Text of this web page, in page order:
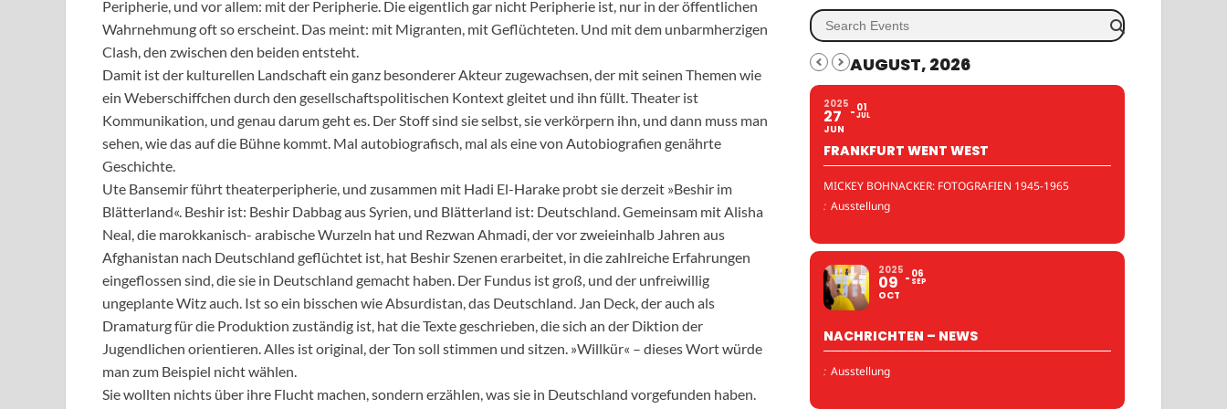
Peripherie, und vor allem: mit der Peripherie. Die eigentlich gar nicht Peripherie ist, nur in der öffentlichen
Wahrnehmung oft so erscheint. Das meint: mit Migranten, mit Geflüchteten. Und mit dem unbarmherzigen
Clash, den zwischen den beiden entsteht.
Damit ist der kulturellen Landschaft ein ganz besonderer Akteur zugewachsen, der mit seinen Themen wie
ein Weberschiffchen durch den gesellschaftspolitischen Kontext gleitet und ihn füllt. Theater ist
Kommunikation, und genau darum geht es. Der Stoff sind sie selbst, sie verkörpern ihn, und dann muss man
sehen, wie das auf die Bühne kommt. Mal autobiografisch, mal als eine von Autobiografien genährte
Geschichte.
Ute Bansemir führt theaterperipherie, und zusammen mit Hadi El-Harake probt sie derzeit »Beshir im
Blätterland«. Beshir ist: Beshir Dabbag aus Syrien, und Blätterland ist: Deutschland. Gemeinsam mit Alisha
Neal, die marokkanisch- arabische Wurzeln hat und Rezwan Ahmadi, der vor zweieinhalb Jahren aus
Afghanistan nach Deutschland geflüchtet ist, hat Beshir Szenen erarbeitet, in die zahlreiche Erfahrungen
eingeflossen sind, die sie in Deutschland gemacht haben. Der Fundus ist groß, und der unfreiwillig
ungeplante Witz auch. Ist so ein bisschen wie Absurdistan, das Deutschland. Jan Deck, der auch als
Dramaturg für die Produktion zuständig ist, hat die Texte geschrieben, die sich an der Diktion der
Jugendlichen orientieren. Alles ist original, der Ton soll stimmen und sitzen. »Willkür« – dieses Wort würde
man zum Beispiel nicht wählen.
Sie wollten nichts über ihre Flucht machen, sondern erzählen, was sie in Deutschland vorgefunden haben.
AUGUST, 2026
2025
27
JUN
01
JUL
FRANKFURT WENT WEST
MICKEY BOHNACKER: FOTOGRAFIEN 1945-1965
: Ausstellung
2025
09
OCT
06
SEP
NACHRICHTEN – NEWS
: Ausstellung